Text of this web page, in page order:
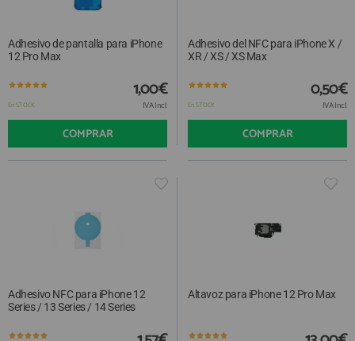
Adhesivo de pantalla para iPhone
12 Pro Max
En STOCK
1,00€
IVA Incl.
COMPRAR
Adhesivo del NFC para iPhone X /
XR / XS / XS Max
En STOCK
0,50€
IVA Incl.
COMPRAR
Adhesivo NFC para iPhone 12
Series / 13 Series / 14 Series
Altavoz para iPhone 12 Pro Max